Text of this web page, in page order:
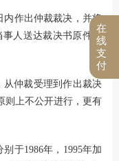
内作出仲裁裁决，并将
人送达裁决书原件或
从仲裁受理到作出裁决
则上不公开进行，更有
于1986年，1995年加
在
线
支
付